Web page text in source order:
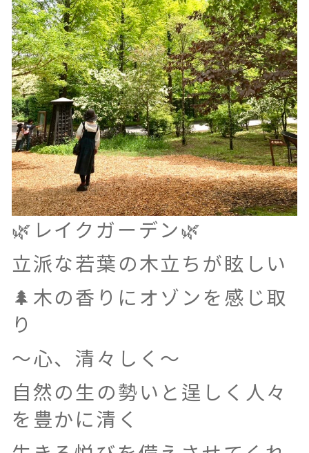
🌿レイクガーデン🌿
立派な若葉の木立ちが眩しい
🌲木の香りにオゾンを感じ取
り
〜心、清々しく〜
自然の生の勢いと逞しく人々
を豊かに清く